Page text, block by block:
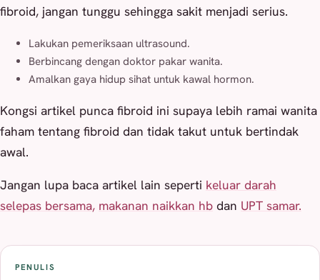
fibroid, jangan tunggu sehingga sakit menjadi serius.
Lakukan pemeriksaan ultrasound.
Berbincang dengan doktor pakar wanita.
Amalkan gaya hidup sihat untuk kawal hormon.
Kongsi artikel punca fibroid ini supaya lebih ramai wanita
faham tentang fibroid dan tidak takut untuk bertindak
awal.
Jangan lupa baca artikel lain seperti keluar darah
selepas bersama, makanan naikkan hb dan UPT samar.
PENULIS